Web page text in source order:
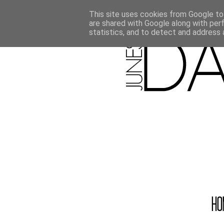
This site uses cookies from Google
are shared with Google along with
statistics, and to detect and address